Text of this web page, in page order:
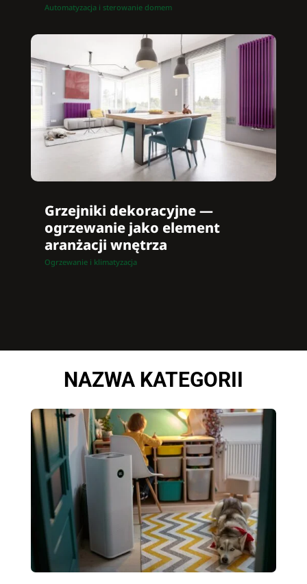
Automatyzacja i sterowanie domem
Grzejniki dekoracyjne —
ogrzewanie jako element
aranżacji wnętrza
Ogrzewanie i klimatyzacja
NAZWA KATEGORII